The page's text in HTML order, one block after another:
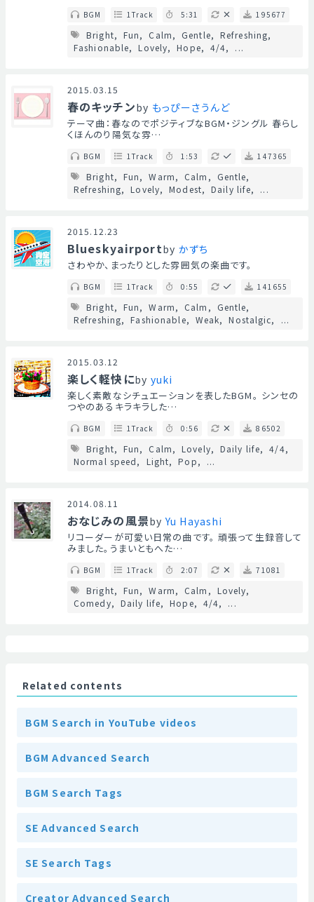
BGM 1Track 5:31 195677
Bright Fun Calm Gentle
Refreshing
Fashionable
Lovely Hope 4/4 ...
2015.03.15
春のキッチンby もっぴーさうんど
テーマ曲：春なのでポジティブなBGM・ジングル 春らし
くほんのり陽気な雰…
BGM 1Track 1:53 147365
Bright Fun Warm Calm
Gentle
Refreshing
Lovely Modest Daily life ...
2015.12.23
Blueskyairportby かずち
さわやか、まったりとした雰囲気の楽曲です。
BGM 1Track 0:55 141655
Bright Fun Warm Calm
Gentle
Refreshing
Fashionable Weak Nostalgic ...
2015.03.12
楽しく軽快にby yuki
楽しく素敵なシチュエーションを表したBGM。 シンセの
つやのあるキラキラした…
BGM 1Track 0:56 86502
Bright Fun Calm Lovely Daily life
4/4
Normal speed
Light Pop ...
2014.08.11
おなじみの風景by Yu Hayashi
リコーダーが可愛い日常の曲です。 頑張って生録音して
みました。うまいともへた…
BGM 1Track 2:07 71081
Bright Fun Warm Calm
Lovely
Comedy
Daily life Hope 4/4 ...
Related contents
BGM Search in YouTube videos
BGM Advanced Search
BGM Search Tags
SE Advanced Search
SE Search Tags
Creator Advanced Search